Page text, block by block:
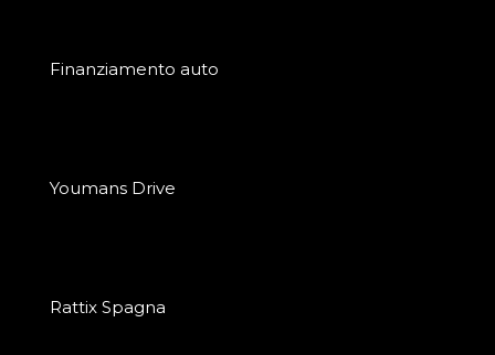
Finanziamento auto
Youmans Drive
Rattix Spagna